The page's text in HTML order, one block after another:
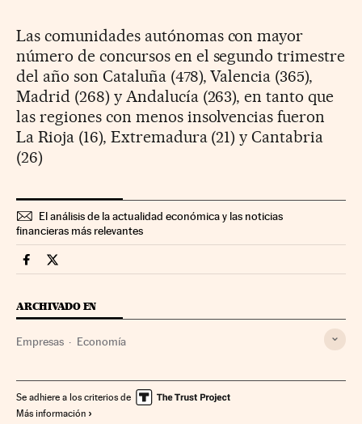
Las comunidades autónomas con mayor
número de concursos en el segundo trimestre
del año son Cataluña (478), Valencia (365),
Madrid (268) y Andalucía (263), en tanto que
las regiones con menos insolvencias fueron
La Rioja (16), Extremadura (21) y Cantabria
(26)
El análisis de la actualidad económica y las noticias
financieras más relevantes
Companias Cinco Días en Facebook
Companias Cinco Días en Twitter
ARCHIVADO EN
Empresas Economía
Se adhiere a los criterios de
Más información